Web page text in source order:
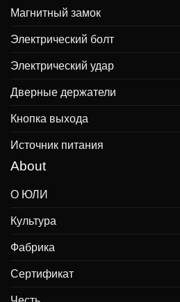
Магнитный замок
Электрический болт
Электрический удар
Дверные держатели
Кнопка выхода
Источник питания
About
О ЮЛИ
Культура
Фабрика
Сертификат